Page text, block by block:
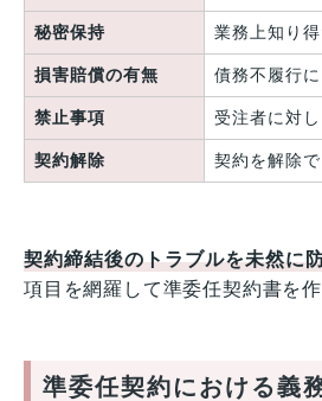
秘密保持 業務上知り
損害賠償の有無 債務不履行
禁止事項 受注者に対
契約解除 契約を解除
契約締結後のトラブルを未然に
項目を網羅して準委任契約書を作
準委任契約における義